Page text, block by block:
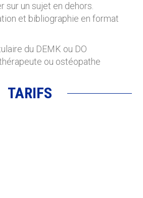
sur un sujet en dehors.
et bibliographie en format
du DEMK ou DO
ou ostéopathe
TARIFS